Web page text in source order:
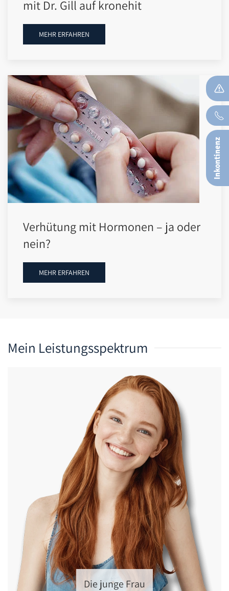
mit Dr. Gill auf kronehit
MEHR ERFAHREN
Verhütung mit Hormonen – ja oder
nein?
MEHR ERFAHREN
Mein Leistungsspektrum
Die junge Frau
Inkontinenz